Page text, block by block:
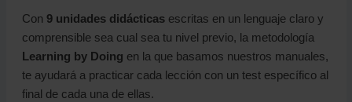
Con 9 unidades didácticasescritas en un lenguaje claro y
comprensible sea cual sea tu nivel previo, la metodología
Learning by Doing en la que basamos nuestros manuales,
te ayudará a practicar cada lección con un test específico al
final de cada una de ellas.